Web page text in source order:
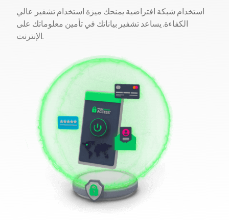
استخدام شبكة افتراضية يمنحك ميزة استخدام تشفير عالي
الكفاءة. يساعد تشفير بياناتك في تأمين معلوماتك على
الإنترنت.